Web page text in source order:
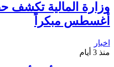
وزارة المالية تكشف
أغسطس مبكراً
اخبار
منذ 3 أيام